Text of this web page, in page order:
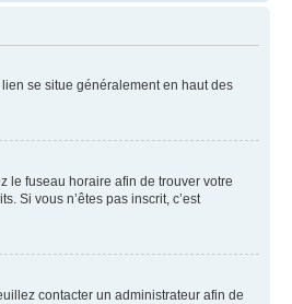
se situe généralement en haut des
le fuseau horaire afin de trouver votre
Si vous n’êtes pas inscrit, c’est
contacter un administrateur afin de